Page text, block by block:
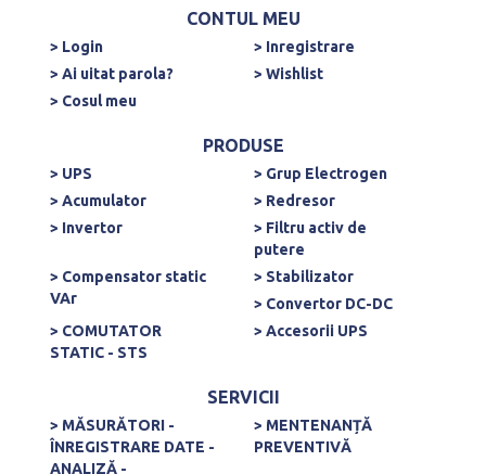
CONTUL MEU
> Login
> Inregistrare
> Ai uitat parola?
> Wishlist
> Cosul meu
PRODUSE
> UPS
> Grup Electrogen
> Acumulator
> Redresor
> Invertor
> Filtru activ de
putere
> Compensator static
VAr
> Stabilizator
> Convertor DC-DC
> COMUTATOR
STATIC - STS
> Accesorii UPS
SERVICII
> MĂSURĂTORI -
ÎNREGISTRARE DATE -
ANALIZĂ -
> MENTENANȚĂ
PREVENTIVĂ